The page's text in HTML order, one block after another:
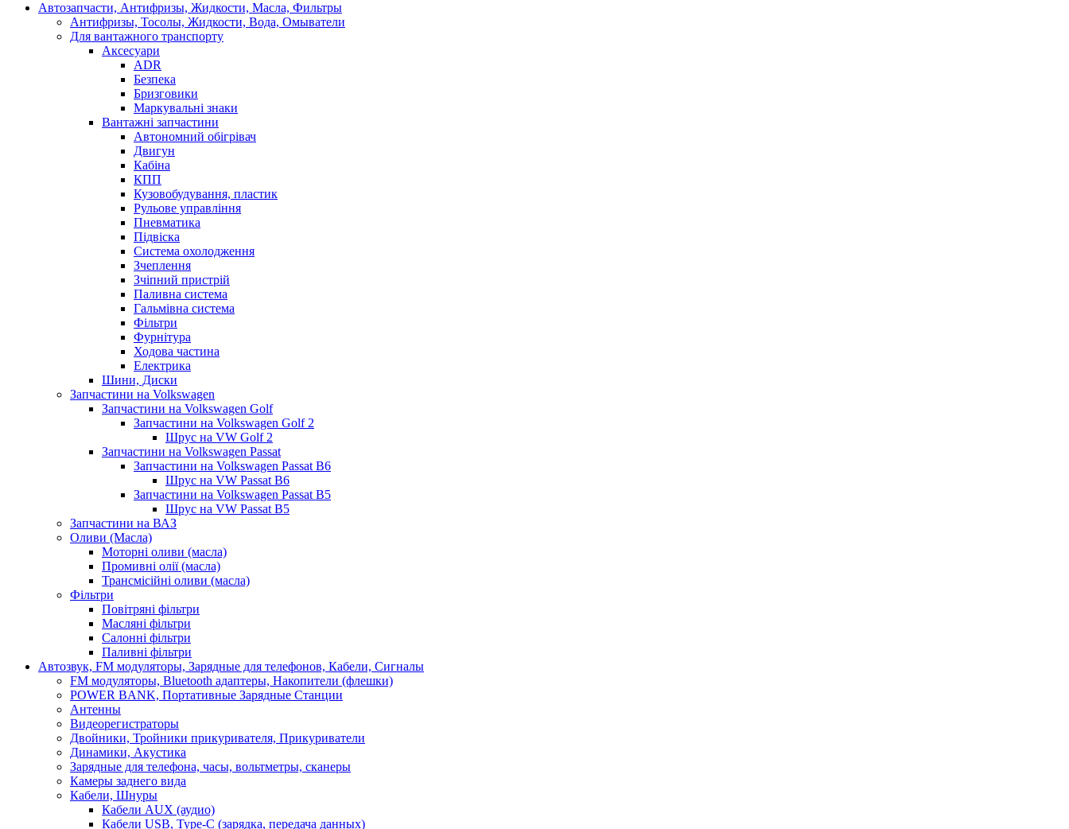
Автозапчасти, Антифризы, Жидкости, Масла, Фильтры
Антифризы, Тосолы, Жидкости, Вода, Омыватели
Для вантажного транспорту
Аксесуари
ADR
Безпека
Бризговики
Маркувальні знаки
Вантажні запчастини
Автономний обігрівач
Двигун
Кабіна
КПП
Кузовобудування, пластик
Рульове управління
Пневматика
Підвіска
Система охолодження
Зчеплення
Зчіпний пристрій
Паливна система
Гальмівна система
Фільтри
Фурнітура
Ходова частина
Електрика
Шини, Диски
Запчастини на Volkswagen
Запчастини на Volkswagen Golf
Запчастини на Volkswagen Golf 2
Шрус на VW Golf 2
Запчастини на Volkswagen Passat
Запчастини на Volkswagen Passat B6
Шрус на VW Passat B6
Запчастини на Volkswagen Passat B5
Шрус на VW Passat B5
Запчастини на ВАЗ
Оливи (Масла)
Моторні оливи (масла)
Промивні олії (масла)
Трансмісійні оливи (масла)
Фільтри
Повітряні фільтри
Масляні фільтри
Салонні фільтри
Паливні фільтри
Автозвук, FM модуляторы, Зарядные для телефонов, Кабели, Сигналы
FM модуляторы, Bluetooth адаптеры, Накопители (флешки)
POWER BANK, Портативные Зарядные Станции
Антенны
Видеорегистраторы
Двойники, Тройники прикуривателя, Прикуриватели
Динамики, Акустика
Зарядные для телефона, часы, вольтметры, сканеры
Камеры заднего вида
Кабели, Шнуры
Кабели AUX (аудио)
Кабели USB, Type-C (зарядка, передача данных)